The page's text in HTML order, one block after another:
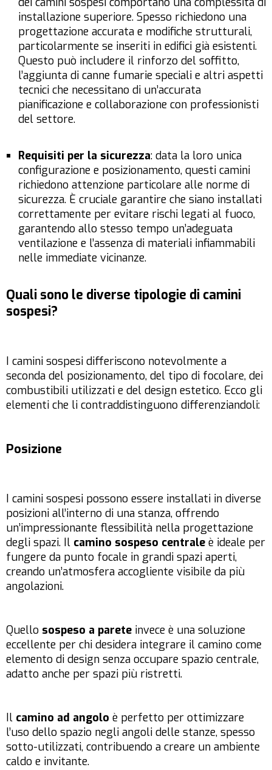
installazione superiore. Spesso richiedono una
progettazione accurata e modifiche strutturali,
particolarmente se inseriti in edifici già esistenti.
Questo può includere il rinforzo del soffitto,
l’aggiunta di canne fumarie speciali e altri aspetti
tecnici che necessitano di un’accurata
pianificazione e collaborazione con professionisti
del settore.
Requisiti per la sicurezza: data la loro unica
configurazione e posizionamento, questi camini
richiedono attenzione particolare alle norme di
sicurezza. È cruciale garantire che siano installati
correttamente per evitare rischi legati al fuoco,
garantendo allo stesso tempo un’adeguata
ventilazione e l’assenza di materiali infiammabili
nelle immediate vicinanze.
Quali sono le diverse tipologie di camini
sospesi?
I camini sospesi differiscono notevolmente a
seconda del posizionamento, del tipo di focolare, dei
combustibili utilizzati e del design estetico. Ecco gli
elementi che li contraddistinguono differenziandoli:
Posizione
I camini sospesi possono essere installati in diverse
posizioni all’interno di una stanza, offrendo
un’impressionante flessibilità nella progettazione
degli spazi. Il camino sospeso centrale è ideale per
fungere da punto focale in grandi spazi aperti,
creando un’atmosfera accogliente visibile da più
angolazioni.
Quello sospeso a parete invece è una soluzione
eccellente per chi desidera integrare il camino come
elemento di design senza occupare spazio centrale,
adatto anche per spazi più ristretti.
Il camino ad angolo è perfetto per ottimizzare
l’uso dello spazio negli angoli delle stanze, spesso
sotto-utilizzati, contribuendo a creare un ambiente
caldo e invitante.